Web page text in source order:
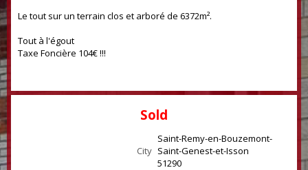
Le tout sur un terrain clos et arboré de 6372m².
Tout à l'égout
Taxe Foncière 104€ !!!
Sold
City
Saint-Remy-en-Bouzemont-
Saint-Genest-et-Isson
51290